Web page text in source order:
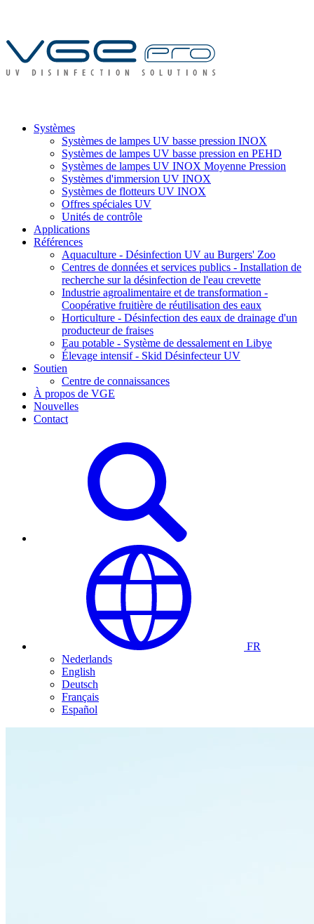
Systèmes
Systèmes de lampes UV basse pression INOX
Systèmes de lampes UV basse pression en PEHD
Systèmes de lampes UV INOX Moyenne Pression
Systèmes d'immersion UV INOX
Systèmes de flotteurs UV INOX
Offres spéciales UV
Unités de contrôle
Applications
Références
Aquaculture - Désinfection UV au Burgers' Zoo
Centres de données et services publics - Installation de
recherche sur la désinfection de l'eau crevette
Industrie agroalimentaire et de transformation -
Coopérative fruitière de réutilisation des eaux
Horticulture - Désinfection des eaux de drainage d'un
producteur de fraises
Eau potable - Système de dessalement en Libye
Élevage intensif - Skid Désinfecteur UV
Soutien
Centre de connaissances
À propos de VGE
Nouvelles
Contact
FR
Nederlands
English
Deutsch
Français
Español